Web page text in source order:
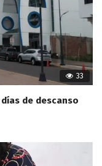
33
de descanso